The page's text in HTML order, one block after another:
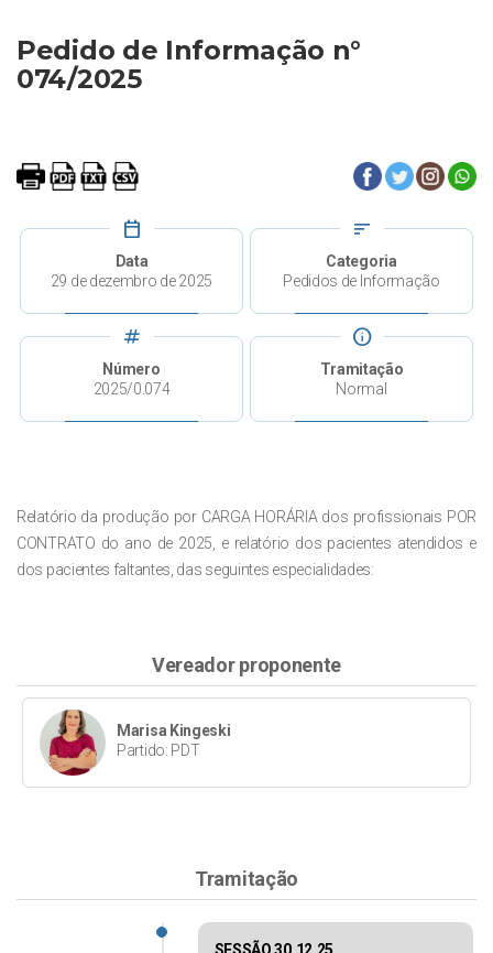
Pedido de Informação n°
074/2025
calendar_today
Data
29 de dezembro de 2025
sort
Categoria
Pedidos de Informação
tag
Número
2025/0.074
info
Tramitação
Normal
Relatório da produção por CARGA HORÁRIA dos profissionais POR
CONTRATO do ano de 2025, e relatório dos pacientes atendidos e
dos pacientes faltantes, das seguintes especialidades:
Vereador proponente
Marisa Kingeski
Partido: PDT
Tramitação